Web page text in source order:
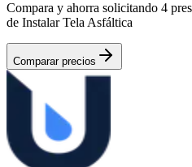
Compara y ahorra solicitando 4
de Instalar Tela Asfáltica
Comparar precios